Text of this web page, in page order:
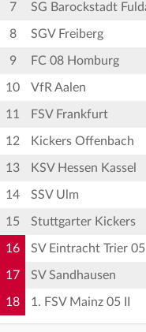
7
8 SGV Freiberg
9 FC 08 Homburg
10 VfR Aalen
11 FSV Frankfurt
12 Kickers Offenbach
13 KSV Hessen Kassel
14 SSV Ulm
15 Stuttgarter Kickers
16 SV Eintracht Trier 05
17 SV Sandhausen
18 1. FSV Mainz 05 II